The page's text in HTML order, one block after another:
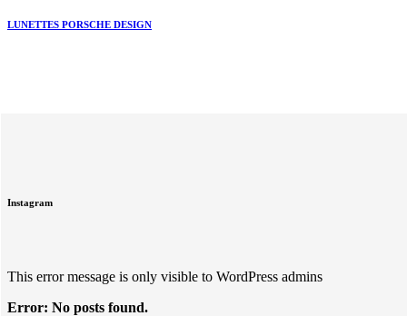
LUNETTES PORSCHE DESIGN
Instagram
This error message is only visible to WordPress admins
Error: No posts found.